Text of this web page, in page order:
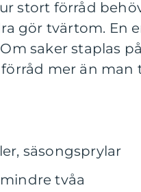
stort förråd
gör tvärtom. En
saker staplas
mer än man
säsongsprylar
tvåa